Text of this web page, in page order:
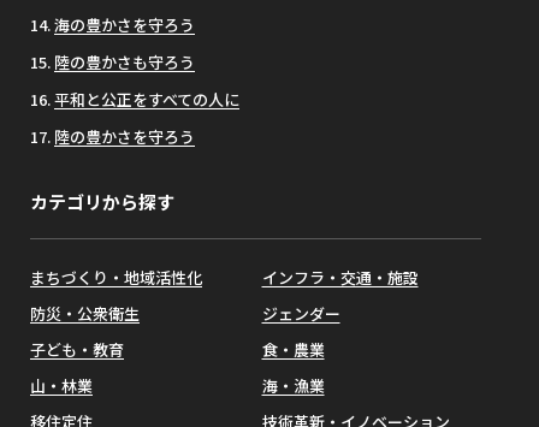
海の豊かさを守ろう
陸の豊かさも守ろう
平和と公正をすべての人に
陸の豊かさを守ろう
カテゴリから探す
まちづくり・地域活性化
インフラ・交通・施設
防災・公衆衛生
ジェンダー
子ども・教育
食・農業
山・林業
海・漁業
移住定住
技術革新・イノベーション